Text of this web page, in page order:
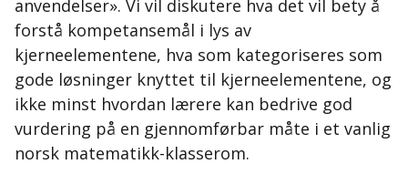
anvendelser». Vi vil diskutere hva det vil bety å
forstå kompetansemål i lys av
kjerneelementene, hva som kategoriseres som
gode løsninger knyttet til kjerneelementene, og
ikke minst hvordan lærere kan bedrive god
vurdering på en gjennomførbar måte i et vanlig
norsk matematikk-klasserom.